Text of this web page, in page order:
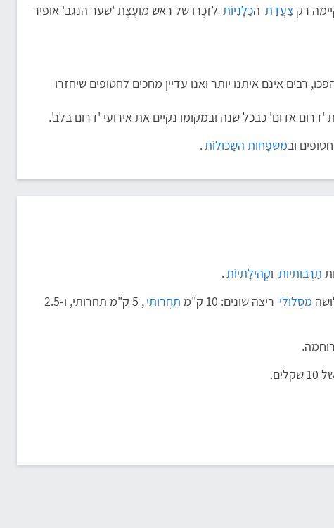
רק צַעֲדַת הכַלָנִיוֹת לזִכְרו של ראש מועֶצֶת 'שער הנגב' אופיר
רבים אינם איתנו יותר ואנו עדיין מחכים לחטופים שיחזרו
אדום' כבכל שנה ובמקומו נקיים את אירועי 'דרום בלב'.
ובמשפָּחות השַכּוּלוֹת.
תַרְבותיות וקְהילָתיוֹת.
מַסְלולֵי ריצה שונים: 10 ק"מ תַחֲרותִי
, 5 ק"מ תַחרותי, ו-2.5
שקלים.